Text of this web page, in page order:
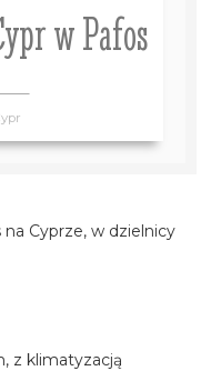
w Pafos
Cyprze, w dzielnicy
z klimatyzacją